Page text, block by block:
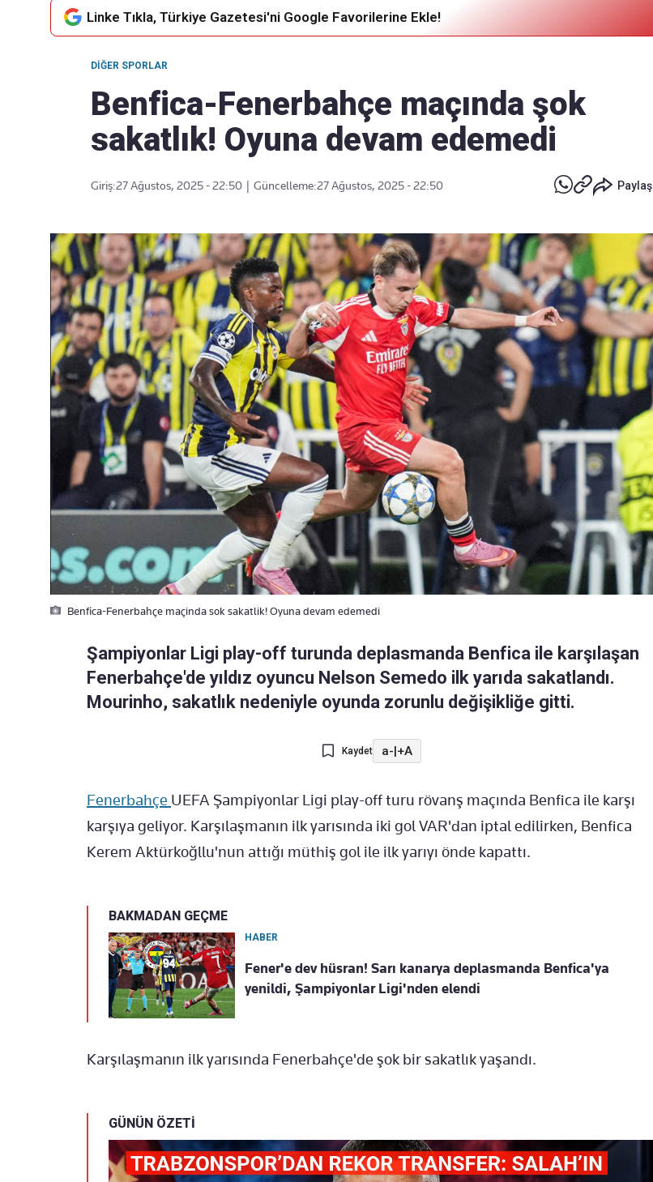
Takip Edin
akışımıza ulaşın
göndermek içintıklayın
Linke Tıkla, Türkiye Gazetesi'ni Google Favorilerine Ekle!
DIĞER SPORLAR
Benfica-Fenerbahçe maçında şok
sakatlık! Oyuna devam edemedi
Giriş:27 Ağustos, 2025 - 22:50 Güncelleme:27 Ağustos, 2025 - 22:50 Paylaş
Benfica-Fenerbahçe maçinda sok sakatlik! Oyuna devam edemedi
Şampiyonlar Ligi play-off turunda deplasmanda Benfica ile karşılaşan
Fenerbahçe'de yıldız oyuncu Nelson Semedo ilk yarıda sakatlandı.
Mourinho, sakatlık nedeniyle oyunda zorunlu değişikliğe gitti.
Kaydet a-|+A
Fenerbahçe UEFA Şampiyonlar Ligi play-off turu rövanş maçında Benfica ile karşı
karşıya geliyor. Karşılaşmanın ilk yarısında iki gol VAR'dan iptal edilirken, Benfica
Kerem Aktürkoğllu'nun attığı müthiş gol ile ilk yarıyı önde kapattı.
BAKMADAN GEÇME
HABER
Fener'e dev hüsran! Sarı kanarya deplasmanda Benfica'ya
yenildi, Şampiyonlar Ligi'nden elendi
Karşılaşmanın ilk yarısında Fenerbahçe'de şok bir sakatlık yaşandı.
GÜNÜN ÖZETİ